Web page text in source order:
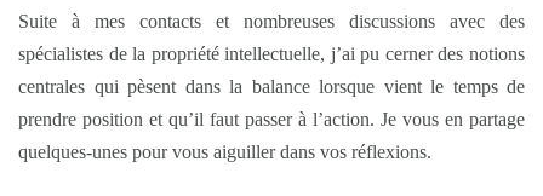
Suite à mes contacts et nombreuses discussions avec des
spécialistes de la propriété intellectuelle, j’ai pu cerner des notions
centrales qui pèsent dans la balance lorsque vient le temps de
prendre position et qu’il faut passer à l’action. Je vous en partage
quelques-unes pour vous aiguiller dans vos réflexions.